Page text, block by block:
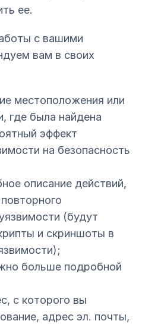
ее.
с вашими
вам в своих
местоположения или
где была найдена
эффект
на безопасность
описание действий,
(будут
и скриншоты в
больше подробной
с которого вы
адрес эл. почты,